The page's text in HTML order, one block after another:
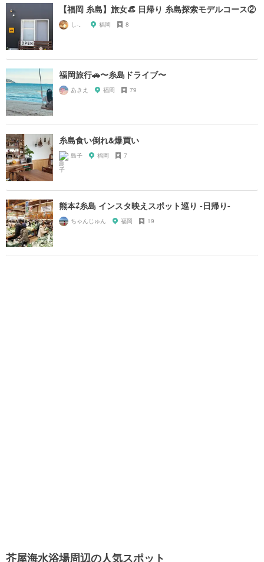
【福岡 糸島】旅女👒 日帰り 糸島探索モデルコース②
し-。 福岡 8
福岡旅行🚗〜糸島ドライブ〜
あきえ 福岡 79
糸島食い倒れ&爆買い
島子 福岡 7
熊本⇄糸島 インスタ映えスポット巡り -日帰り-
ちゃんじゅん 福岡 19
芥屋海水浴場周辺の人気スポット